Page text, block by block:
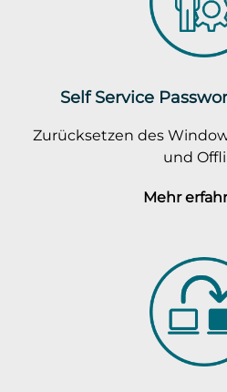
Self Service
Zurücksetzen des
und
Mehr